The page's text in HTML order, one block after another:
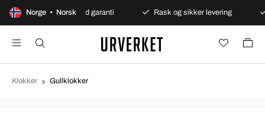
Norge • Norsk
Alltid garanti Rask og sikker levering Over
Klokker Gullklokker